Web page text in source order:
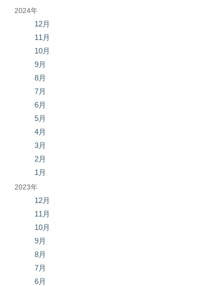
2024年
12月
11月
10月
9月
8月
7月
6月
5月
4月
3月
2月
1月
2023年
12月
11月
10月
9月
8月
7月
6月